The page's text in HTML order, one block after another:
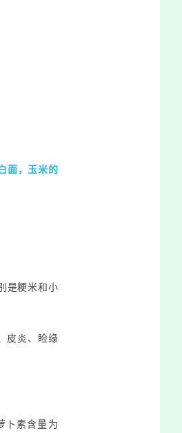
面，玉米的
是粳米和小
皮炎、睑缘
卜素含量为